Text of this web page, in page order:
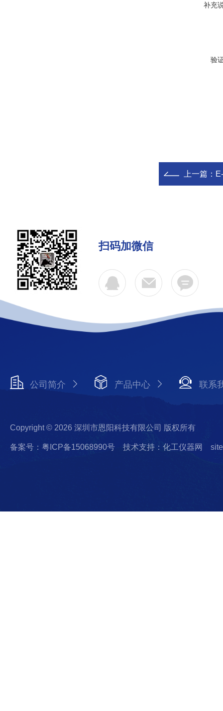
补充
验
上一篇：
扫码加微信
公司简介 产品中心 联系
Copyright © 2026 深圳市恩阳科技有限公司 版权所有
备案号：粤ICP备15068990号 技术支持：化工仪器网